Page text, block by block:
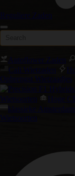
Reguliere Zaden
Autoflower Zaden
Cali Wietzaden
Opbrengst Wietzaadjes
Wietsoorten
Hoge
klassieke
Wietsoorten